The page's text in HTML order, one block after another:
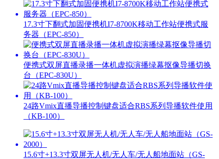
17.3寸下翻式加固便携机I7-8700K移动工作站便携式服
务器（EPC-850）
便携式双屏直播录播一体机虚拟演播绿幕抠像导播切换
台（EPC-830U）
24路Vmix直播导播控制键盘适合RBS系列导播软件使用
（KB-100）
15.6寸+13.3寸双屏无人机/无人车/无人船地面站（GS-